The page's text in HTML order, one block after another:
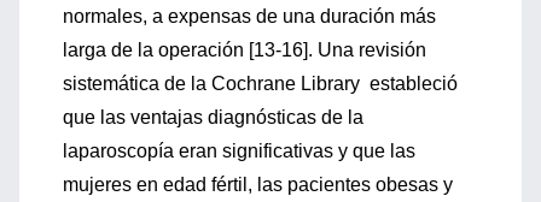
normales, a expensas de una duración más
larga de la operación [13-16]. Una revisión
sistemática de la Cochrane Library estableció
que las ventajas diagnósticas de la
laparoscopía eran significativas y que las
mujeres en edad fértil, las pacientes obesas y